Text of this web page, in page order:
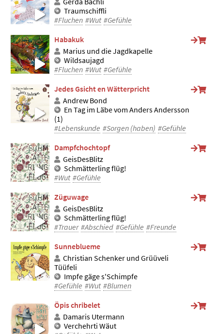
Traumschiffli
#Fluchen #Wut #Gefühle
Habakuk
Marius und die Jagdkapelle
Wildsaujagd
#Fluchen #Wut #Gefühle
Jedes Gsicht en Wätterpricht
Andrew Bond
En Tag im Läbe vom Anders Andersson
(1)
#Lebenskunde #Sorgen (haben) #Gefühle
Dampfchochtopf
GeisDesBlitz
Schmätterling flüg!
#Wut #Gefühle
Züguwage
GeisDesBlitz
Schmätterling flüg!
#Trauer #Abschied #Gefühle #Freunde
Sunneblueme
Christian Schenker und Grüüveli
Tüüfeli
Impfe gäge s'Schimpfe
#Gefühle #Wut #Blumen
Öpis chribelet
Damaris Utermann
Verchehrti Wäut